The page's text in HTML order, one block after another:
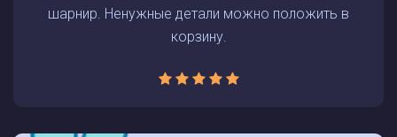
шарнир. Ненужные детали можно положить в
корзину.